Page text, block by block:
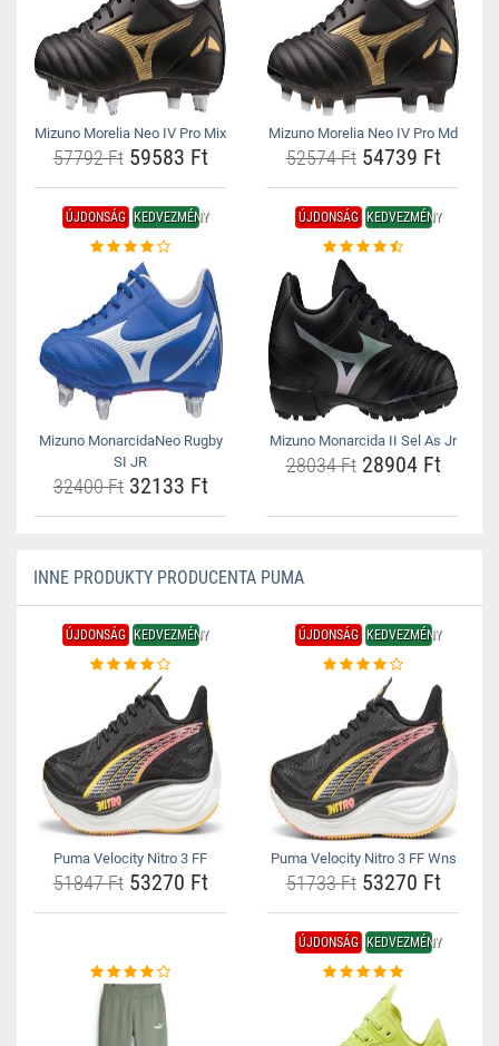
Mizuno Morelia Neo IV Pro Mix
57792 Ft59583 Ft
Mizuno Morelia Neo IV Pro Md
52574 Ft54739 Ft
ÚJDONSÁG KEDVEZMÉNY
Mizuno MonarcidaNeo Rugby
SI JR
32400 Ft32133 Ft
ÚJDONSÁG KEDVEZMÉNY
Mizuno Monarcida II Sel As Jr
28034 Ft28904 Ft
INNE PRODUKTY PRODUCENTA PUMA
ÚJDONSÁG KEDVEZMÉNY
Puma Velocity Nitro 3 FF
51847 Ft53270 Ft
ÚJDONSÁG KEDVEZMÉNY
Puma Velocity Nitro 3 FF Wns
51733 Ft53270 Ft
ÚJDONSÁG KEDVEZMÉNY